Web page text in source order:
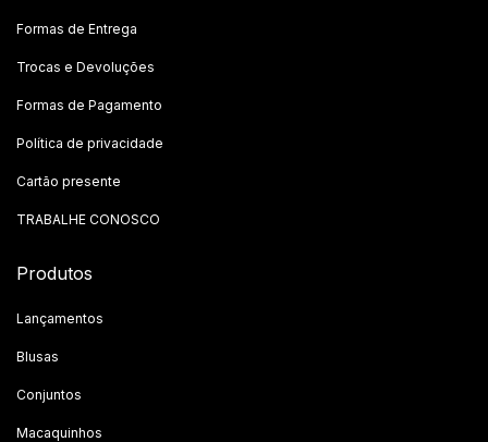
Formas de Entrega
Trocas e Devoluções
Formas de Pagamento
Política de privacidade
Cartão presente
TRABALHE CONOSCO
Produtos
Lançamentos
Blusas
Conjuntos
Macaquinhos